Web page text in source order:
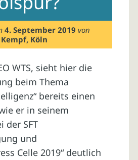
4. September 2019 von
Köln
WTS, sieht hier die
beim Thema
bereits einen
er in seinem
der SFT
und
Celle 2019“ deutlich